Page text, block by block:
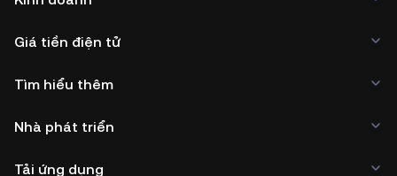
Giá tiền điện tử
Tìm hiểu thêm
Nhà phát triển
Tải ứng dụng